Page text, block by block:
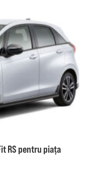
RS pentru piața